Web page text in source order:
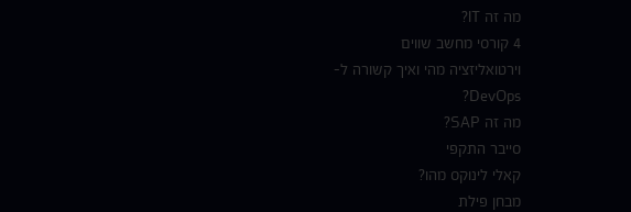
מה זה IT?
4 קורסי מחשב שווים
וירטואליזציה מהי ואיך קשורה ל-
DevOps?
מה זה SAP?
סייבר התקפי
קאלי לינוקס מהו?
מבחן פילת